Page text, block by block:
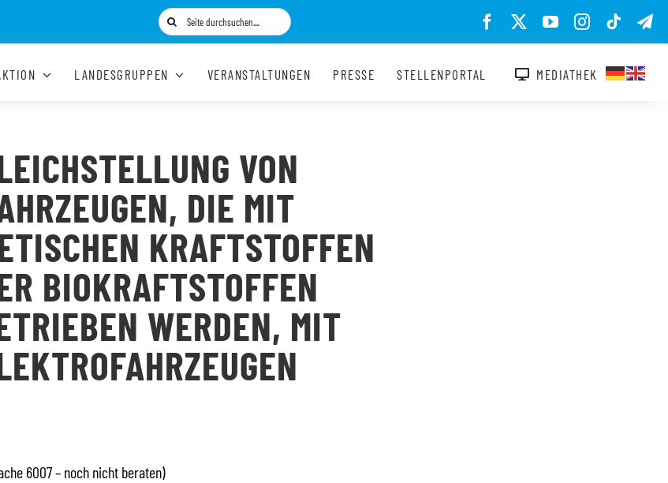
Suche
nach:
LANDESGRUPPEN VERANSTALTUNGEN PRESSE STELLENPORTAL MEDIATHEK
VON
DIE MIT
KRAFTSTOFFEN
BIOKRAFTSTOFFEN
WERDEN, MIT
6007 – noch nicht beraten)